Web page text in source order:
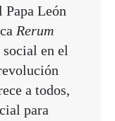
Papa León
Rerum
en el
a todos,
para